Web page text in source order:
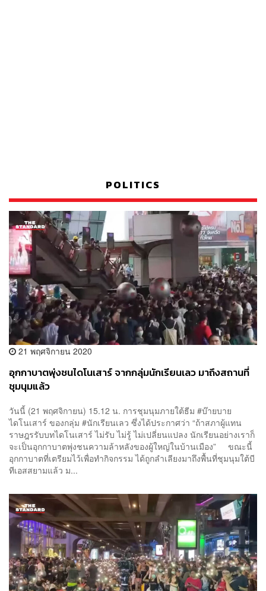
POLITICS
21 พฤศจิกายน 2020
อุกกาบาตพุ่งชนไดโนเสาร์ จากกลุ่มนักเรียนเลว มาถึงสถานที่
ชุมนุมแล้ว
วันนี้ (21 พฤศจิกายน) 15.12 น. การชุมนุมภายใต้ธีม #บ๊ายบาย
ไดโนเสาร์ ของกลุ่ม #นักเรียนเลว ซึ่งได้ประกาศว่า “ถ้าสภาผู้แทน
ราษฎรรับบทไดโนเสาร์ ไม่รับ ไม่รู้ ไม่เปลี่ยนแปลง นักเรียนอย่างเราก็
จะเป็นอุกกาบาตพุ่งชนความล้าหลังของผู้ใหญ่ในบ้านเมือง” ขณะนี้
อุกกาบาตที่เตรียมไว้เพื่อทำกิจกรรม ได้ถูกลำเลียงมาถึงพื้นที่ชุมนุมใต้บี
ทีเอสสยามแล้ว ม...